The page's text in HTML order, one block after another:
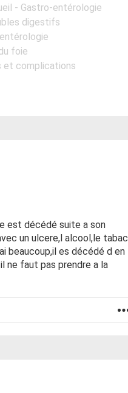
- Gastro-entérologie
digestifs
foie
et complications
est décédé suite a son
un ulcere,l alcool,le tabac
beaucoup,il es décédé d en
ne faut pas prendre a la